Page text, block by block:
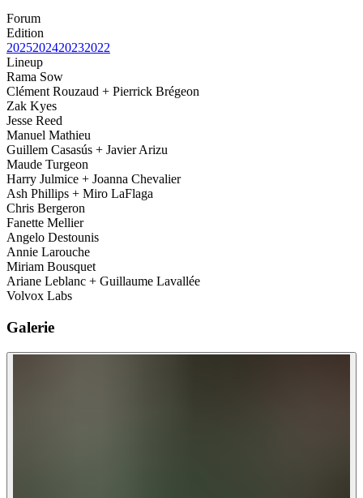
Forum
Edition
2025202420232022
Lineup
Rama Sow
Clément Rouzaud + Pierrick Brégeon
Zak Kyes
Jesse Reed
Manuel Mathieu
Guillem Casasús + Javier Arizu
Maude Turgeon
Harry Julmice + Joanna Chevalier
Ash Phillips + Miro LaFlaga
Chris Bergeron
Fanette Mellier
Angelo Destounis
Annie Larouche
Miriam Bousquet
Ariane Leblanc + Guillaume Lavallée
Volvox Labs
Galerie